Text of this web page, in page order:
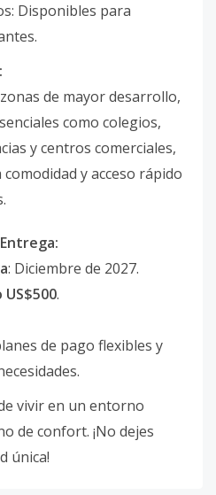
Disponibles para
de mayor desarrollo,
como colegios,
y centros comerciales,
y acceso rápido
: Diciembre de 2027.
.
de pago flexibles y
vivir en un entorno
de confort. ¡No dejes
única!